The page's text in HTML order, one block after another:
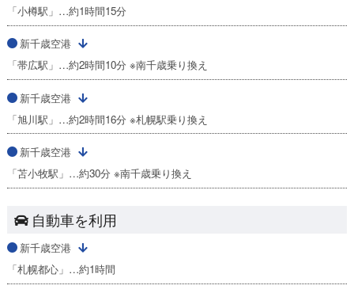
「小樽駅」…約1時間15分
新千歳空港
「帯広駅」…約2時間10分 ※南千歳乗り換え
新千歳空港
「旭川駅」…約2時間16分 ※札幌駅乗り換え
新千歳空港
「苫小牧駅」…約30分 ※南千歳乗り換え
自動車を利用
新千歳空港
「札幌都心」…約1時間